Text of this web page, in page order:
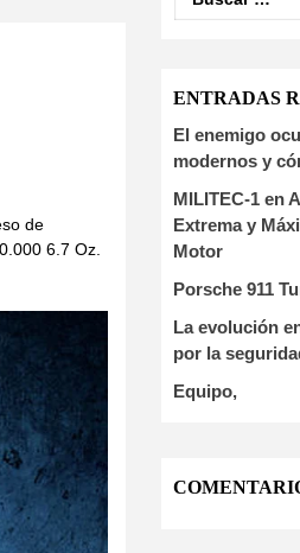
de
6.7 Oz.
ENTRADAS
El enemigo
modernos y
MILITEC-1 en
Extrema y
Motor
Porsche 911
La evolución
por la
Equipo,